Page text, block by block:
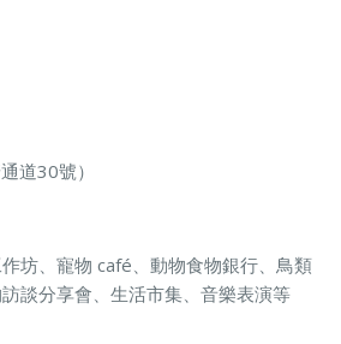
道30號）
坊、寵物 café、動物食物銀行、鳥類
談分享會、生活市集、音樂表演等